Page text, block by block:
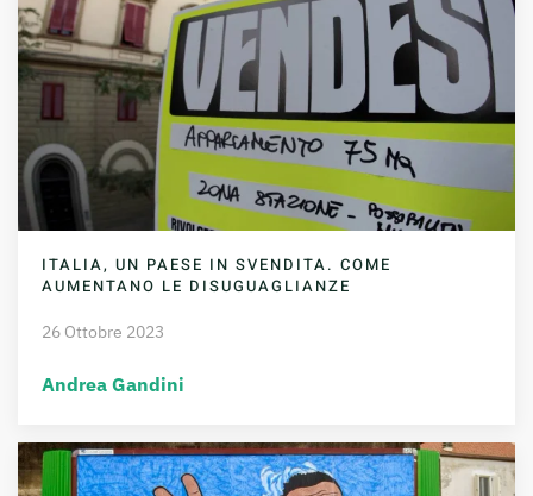
ITALIA, UN PAESE IN SVENDITA. COME
AUMENTANO LE DISUGUAGLIANZE
26 Ottobre 2023
Andrea Gandini